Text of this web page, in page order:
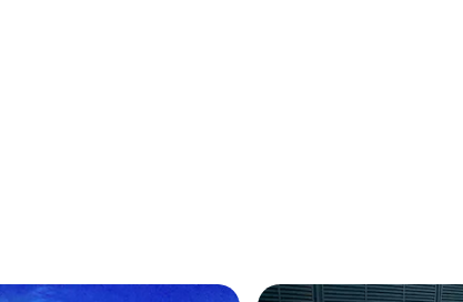
base de 54 commentaires : 4,96 sur 5